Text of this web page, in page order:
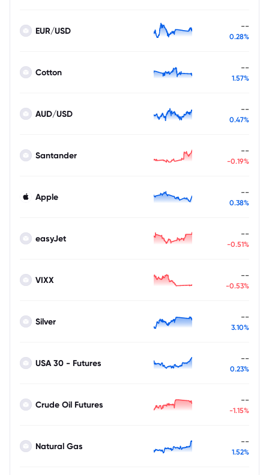
EUR/USD --
0.28%
Cotton --
1.57%
AUD/USD --
0.47%
Santander --
-0.19%
Apple --
0.38%
easyJet --
-0.51%
VIXX --
-0.53%
Silver --
3.10%
USA 30 - Futures --
0.23%
Crude Oil Futures --
-1.15%
Natural Gas --
1.52%